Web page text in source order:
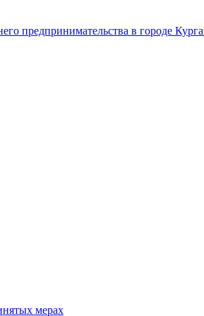
предпринимательства в городе
мерах